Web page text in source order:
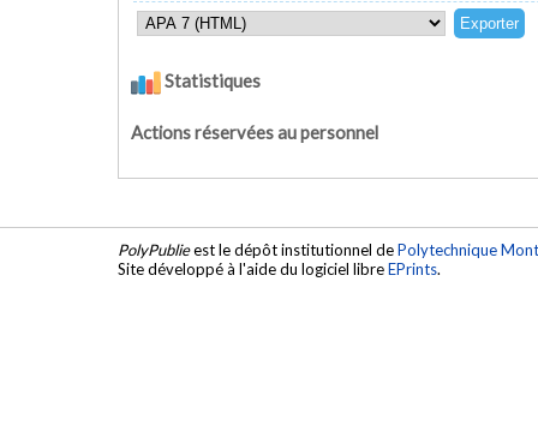
Statistiques
Actions réservées au personnel
PolyPublieest le dépôt institutionnel dePolytechnique
Site développé à l'aide du logiciel libreEPrints.